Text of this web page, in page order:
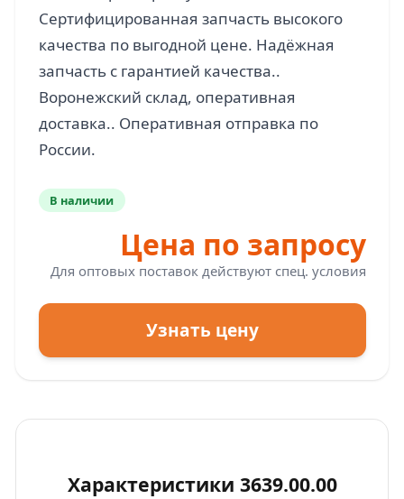
Сертифицированная запчасть высокого
качества по выгодной цене. Надёжная
запчасть с гарантией качества..
Воронежский склад, оперативная
доставка.. Оперативная отправка по
В наличии
Цена по запросу
Для оптовых поставок действуют спец. условия
Узнать цену
Характеристики 3639.00.00